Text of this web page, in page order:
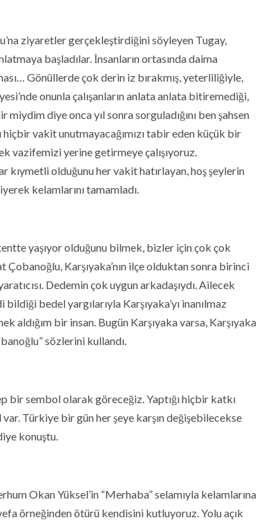
ziyaretler gerçekleştirdiğini söyleyen Tugay,
başladılar. İnsanların ortasında daima
Gönüllerde çok derin iz bırakmış, yeterliliğiyle,
onunla çalışanların anlata anlata bitiremediği,
diye onca yıl sonra sorguladığını ben şahsen
vakit unutmayacağımızı tabir eden küçük bir
vazifemizi yerine getirmeye çalışıyoruz.
kıymetli olduğunu her vakit hatırlayan, hoş şeylerin
kelamlarını tamamladı.
yaşıyor olduğunu bilmek, bizler için çok çok
Karşıyaka’nın ilçe olduktan sonra birinci
Dedemin çok uygun arkadaşıydı. Ailecek
bedel yargılarıyla Karşıyaka’yı inanılmaz
bir insan. Bugün Karşıyaka varsa, Karşıyaka
sözlerini kullandı.
bir sembol olarak göreceğiz. Yaptığı hiçbir katkı
Türkiye bir gün her şeye karşın değişebilecekse
konuştu.
Okan Yüksel’in “Merhaba” selamıyla kelamlarına
örneğinden ötürü kendisini kutluyoruz. Yolu açık